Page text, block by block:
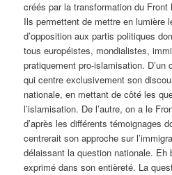
créés par la transformation du
Ils permettent de mettre en lumière
d’opposition aux partis politiques
tous européistes, mondialistes,
pratiquement pro-islamisation. D’un
qui centre exclusivement son
nationale, en mettant de côté les
l’islamisation. De l’autre, on a le
d’après les différents témoignages
centrerait son approche sur
délaissant la question nationale.
exprimé dans son entièreté. La